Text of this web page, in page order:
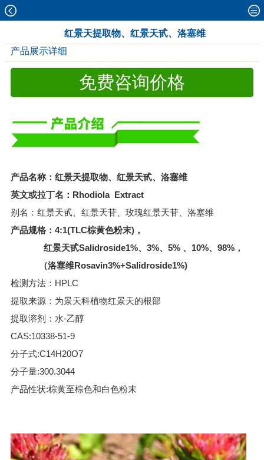
红景天提取物、红景天甙、洛塞维
产品展示详细
免费咨询价格
产品名称：红景天提取物、红景天甙、洛塞维
英文或拉丁名：Rhodiola Extract
别名：红景天甙、红景天苷、玫瑰红景天苷、洛塞维
产品规格：4:1(TLC棕黄色粉末)，
红景天甙Salidroside1%、3%、5% 、10%、98%，
（洛塞维Rosavin3%+Salidroside1%)
检测方法：HPLC
提取来源：为景天科植物红景天的根部
提取溶剂：水-乙醇
CAS:10338-51-9
分子式:C14H20O7
分子量:300.3044
产品性状:棕黄至棕色和白色粉末